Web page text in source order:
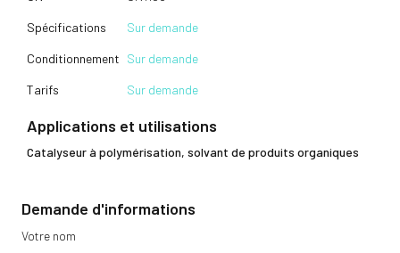
Spécifications Sur demande
Conditionnement Sur demande
Tarifs Sur demande
Applications et utilisations
Catalyseur à polymérisation, solvant de produits organiques
Demande d'informations
Votre nom